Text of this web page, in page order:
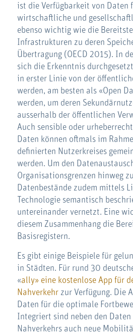
ist die Verfügbarkeit von Daten
wirtschaftliche und
ebenso wichtig wie die
Infrastrukturen zu deren
Übertragung (OECD 2015). In
sich die Erkenntnis
in erster Linie von der
werden, am besten als «Open
werden, um deren
ausserhalb der öffentlichen
Auch sensible oder
Daten können oftmals im
definierten Nutzerkreises
werden. Um den
Organisationsgrenzen hinweg
Datenbestände zudem mittels
Technologie semantisch
untereinander vernetzt. Eine
diesem Zusammenhang die
Basisregistern.
Es gibt einige Beispiele für
in Städten. Für rund 30
«ally» eine kostenlose App für
Nahverkehrzur Verfügung. Die
Daten für die optimale
Integriert sind neben den
Nahverkehrs auch neue